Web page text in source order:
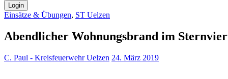
Einsätze & Übungen, ST Uelzen
Abendlicher Wohnungsbrand im
C. Paul - Kreisfeuerwehr Uelzen 24. März 2019